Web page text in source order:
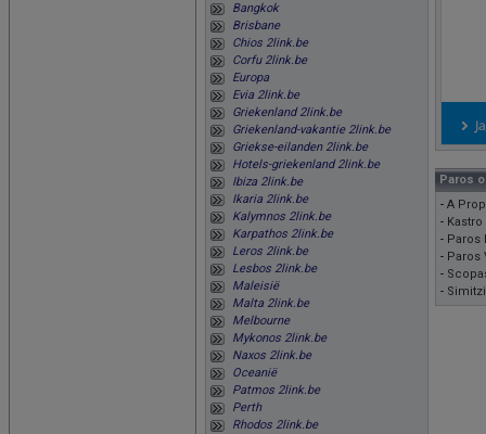
Bangkok
Brisbane
Chios 2link.be
Corfu 2link.be
Europa
Evia 2link.be
Griekenland 2link.be
Griekenland-vakantie 2link.be
Griekse-eilanden 2link.be
Hotels-griekenland 2link.be
Ibiza 2link.be
Ikaria 2link.be
Kalymnos 2link.be
Karpathos 2link.be
Leros 2link.be
Lesbos 2link.be
Maleisië
Malta 2link.be
Melbourne
Mykonos 2link.be
Naxos 2link.be
Oceanië
Patmos 2link.be
Perth
Rhodos 2link.be
Paros
- A
- Kastro
- Paros
- Paros
-
-